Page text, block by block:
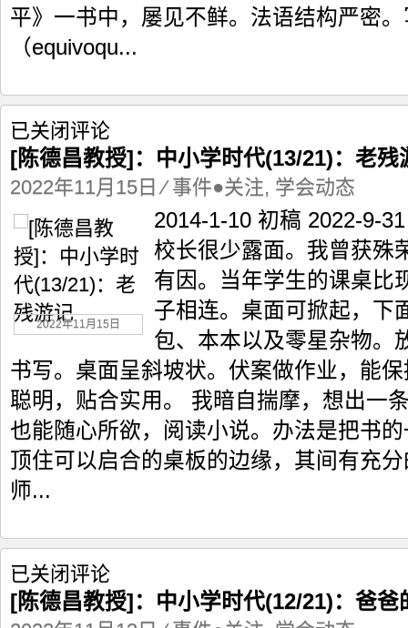
平》一书中，屡见不鲜。法语结构严密
（equivoqu...
[陈
德
教
学
时
代
(13/21)：
老
游
记
已关闭评论
[陈德昌教授]：中小学时代(13/21)：老残
2022年11月15日 ⁄事件●关注, 学会动态
2022年11月15日
2014-1-10 初稿 2022-9-
校长很少露面。我曾获殊
有因。当年学生的课桌比
子相连。桌面可掀起，下
包、本本以及零星杂物。
书写。桌面呈斜坡状。伏案做作业，能
聪明，贴合实用。 我暗自揣摩，想出一
也能随心所欲，阅读小说。办法是把书
顶住可以启合的桌板的边缘，其间有充
师...
[陈
德
教
已关闭评论
[陈德昌教授]：中小学时代(12/21)：爸爸